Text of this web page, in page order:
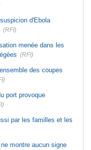
d'Ebola
(RFI)
menée dans les
(RFI)
des coupes
port provoque
par les familles et les
montre aucun signe